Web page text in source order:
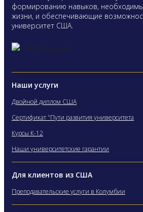
формированию навыков,
жизни, и обеспечивающие
университет США.
Наши услуги
Двойной диплом США
Сертификат "Пути развития университета
Курсы К-12
Наши университетские гарантии
Для клиентов из США
Преподавательские услуги в Колумбии